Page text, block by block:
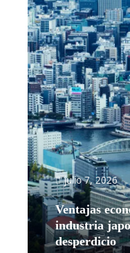
julio 7, 2026
Ventajas
industria
desperdicio